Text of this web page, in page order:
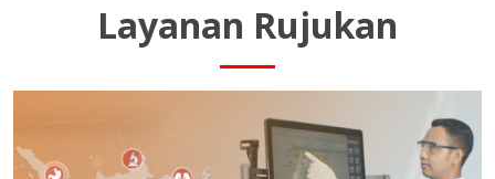
Layanan Rujukan